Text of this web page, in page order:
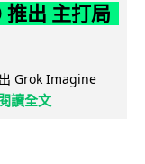
出 主打局
Grok Imagine
讀全文